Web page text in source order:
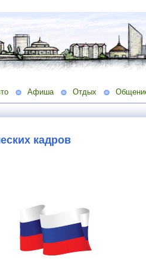
Афиша Отдых
кадров